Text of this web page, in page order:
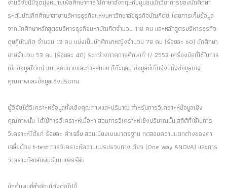
งานวิจัยนี้มีจุดมุ่งหมายเพื่อศึกษาการใช้ภาษาอังกฤษกับชุมชนนักวิชาการของนักศึกษา
ระดับบัณฑิตศึกษาสาขาบริหารธุรกิจแห่งมหาวิทยาลัยธุรกิจบัณฑิตย์ โดยการเก็บข้อมูล
จากนักศึกษาหลักสูตรบริหารธุรกิจมหาบัณฑิตจำนวน 118 คน และหลักสูตรบริหารธุรกิจ
ดุษฎีบัณฑิต จำนวน 13 คน แบ่งเป็นนักศึกษาหญิงจำนวน 78 คน (ร้อยละ 60) นักศึกษา
ชายจำนวน 53 คน (ร้อยละ 40) ระหว่างภาคการศึกษาที่ 1/ 2552 เครื่องมือที่ใช้ในการ
เก็บข้อมูลได้แก่ แบบสอบถามและการสัมมนาโต๊ะกลม ข้อมูลที่เก็บจึงมีทั้งข้อมูลเชิง
คุณภาพและข้อมูลเชิงปริมาณ
ผู้วิจัยได้วิเคราะห์ข้อมูลทั้งเชิงคุณภาพและปริมาณ สำหรับการวิเคราะห์ข้อมูลเชิง
คุณภาพนั้น ได้ใช้การวิเคราะห์เนื้อหา ส่วนการวิเคราะห์เชิงปริมาณนั้น สถิติที่ใช้ในการ
วิเคราะห์ได้แก่ ร้อยละ ค่าเฉลี่ย ส่วนเบี่ยงเบนมาตรฐาน ทดสอบความแตกต่างของค่า
เฉลี่ยด้วย t-test การวิเคราะห์ความแปรปรวนทางเดียว (One Way ANOVA) และการ
วิเคราะห์สหสัมพันธ์แบบเพียร์สัน